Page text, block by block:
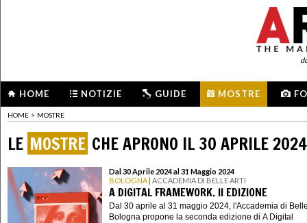
HOME NOTIZIE GUIDE MOSTRE
HOME > MOSTRE
LE MOSTRE CHE APRONO IL 30 APRILE 2024
Dal 30 Aprile 2024 al 31 Maggio 2024
BOLOGNA | ACCADEMIA DI BELLE ARTI
A DIGITAL FRAMEWORK. II EDIZIONE
Dal 30 aprile al 31 maggio 2024, l'Accademia di
Bologna propone la seconda edizione di A Digital